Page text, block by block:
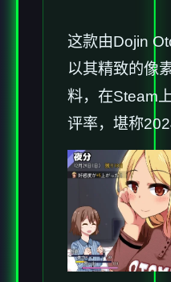
这款由Dojin
以其精致的像
料，在Steam
评率​​，堪称